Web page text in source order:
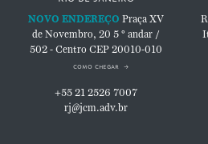
NOVO ENDEREÇO Praça XV
de Novembro, 20 5 ° andar /
502 - Centro CEP 20010-010
como chegar
+55 21 2526 7007
rj@jcm.adv.br